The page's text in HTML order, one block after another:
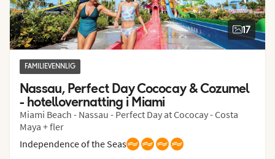
17
FAMILIEVENNLIG
Nassau, Perfect Day Cococay & Cozumel
- hotellovernatting i Miami
Miami Beach - Nassau - Perfect Day at Cococay - Costa
Maya + fler
Independence of the Seas